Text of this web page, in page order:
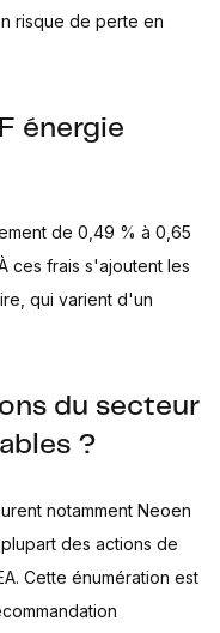
risque de perte en
énergie
de 0,49 % à 0,65
ces frais s'ajoutent les
qui varient d'un
du secteur
?
notamment Neoen
plupart des actions de
Cette énumération est